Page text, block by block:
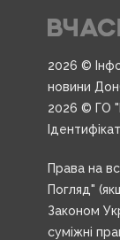
2026 ©
новини
2026 © ГО
Права на
Погляд"
Законом
суміжні